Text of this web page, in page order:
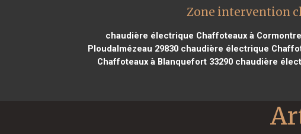
Zone intervention
chaudière électrique Chaffoteaux à
Ploudalmézeau 29830chaudière électrique
Chaffoteaux à Blanquefort 33290 chaudière